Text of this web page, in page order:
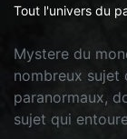
Tout l'univers du
Mystere du
nombreux sujet
paranormaux,
sujet qui